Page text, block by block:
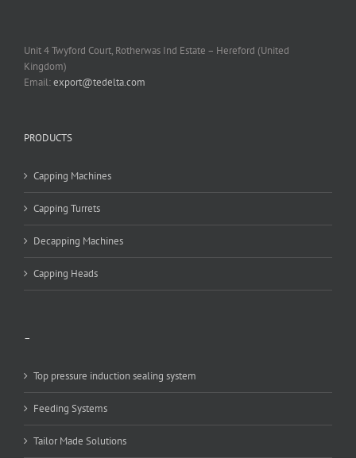
Unit 4 Twyford Court, Rotherwas Ind Estate – Hereford (United
Kingdom)
Email:export@tedelta.com
PRODUCTS
Capping Machines
Capping Turrets
Decapping Machines
Capping Heads
–
Top pressure induction sealing system
Feeding Systems
Tailor Made Solutions